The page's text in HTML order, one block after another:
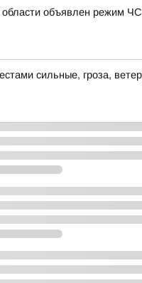
объявлен режим
сильные, гроза,